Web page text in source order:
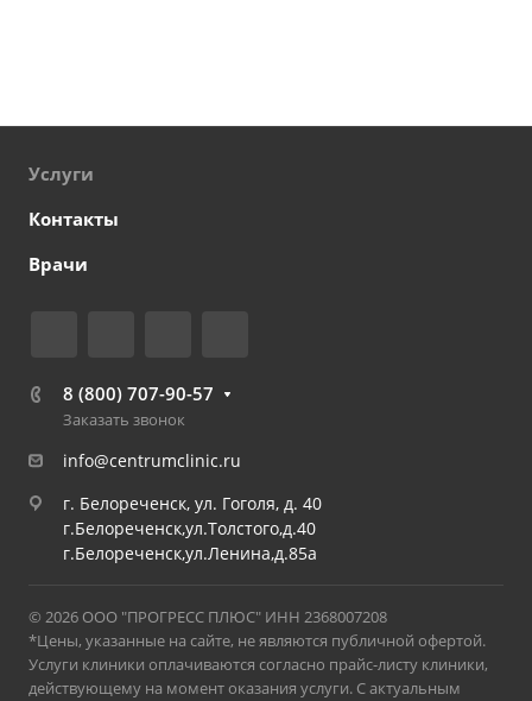
Услуги
Контакты
Врачи
8 (800) 707-90-57
Заказать звонок
info@centrumclinic.ru
г. Белореченск, ул. Гоголя, д. 40
г.Белореченск,ул.Толстого,д.40
г.Белореченск,ул.Ленина,д.85а
© 2026 ООО "ПРОГРЕСС ПЛЮС" ИНН 2368007208
*Цены, указанные на сайте, не являются публичной офертой.
Услуги клиники оплачиваются согласно прайс-листу клиники,
действующему на момент оказания услуги. С актуальным